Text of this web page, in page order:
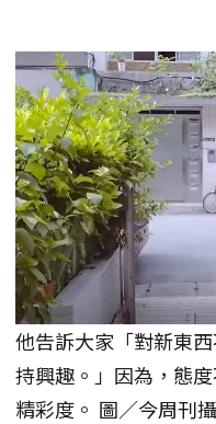
他告訴大家「對新東
持興趣。」因為，態
精彩度。 圖／今周刊